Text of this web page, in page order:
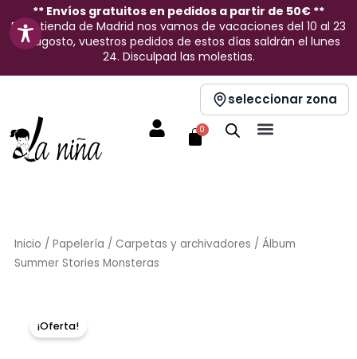
contenido
** Envíos gratuitos en pedidos a partir de 50€ **
En la tienda de Madrid nos vamos de vacaciones del 10 al 23
de agosto, vuestros pedidos de estos días saldrán el lunes
24. Disculpad las molestias.
seleccionar zona
0
Carrito
Inicio / Papelería / Carpetas y archivadores / Álbum
Summer Stories Monsteras
¡Oferta!